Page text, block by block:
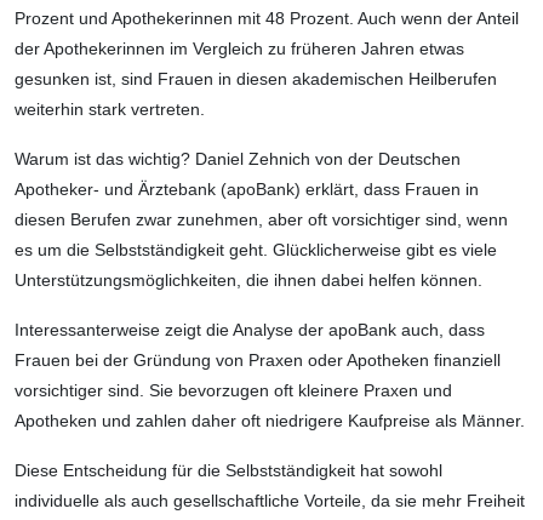
Prozent und Apothekerinnen mit 48 Prozent. Auch wenn der Anteil
der Apothekerinnen im Vergleich zu früheren Jahren etwas
gesunken ist, sind Frauen in diesen akademischen Heilberufen
weiterhin stark vertreten.
Warum ist das wichtig? Daniel Zehnich von der Deutschen
Apotheker- und Ärztebank (apoBank) erklärt, dass Frauen in
diesen Berufen zwar zunehmen, aber oft vorsichtiger sind, wenn
es um die Selbstständigkeit geht. Glücklicherweise gibt es viele
Unterstützungsmöglichkeiten, die ihnen dabei helfen können.
Interessanterweise zeigt die Analyse der apoBank auch, dass
Frauen bei der Gründung von Praxen oder Apotheken finanziell
vorsichtiger sind. Sie bevorzugen oft kleinere Praxen und
Apotheken und zahlen daher oft niedrigere Kaufpreise als Männer.
Diese Entscheidung für die Selbstständigkeit hat sowohl
individuelle als auch gesellschaftliche Vorteile, da sie mehr Freiheit